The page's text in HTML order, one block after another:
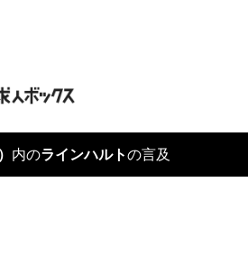
内のラインハルトの言及